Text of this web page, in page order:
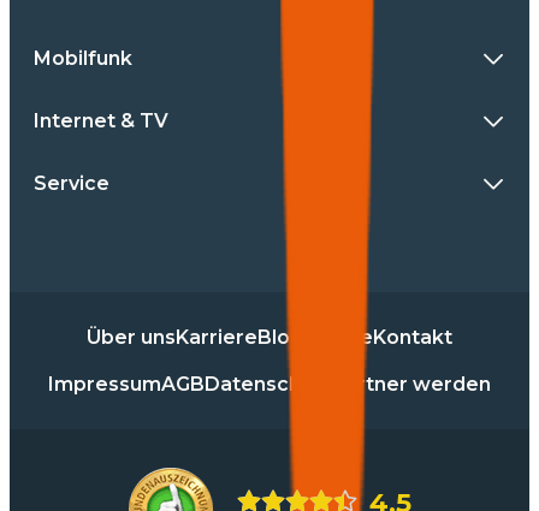
Mobilfunk
Internet & TV
Service
Über unsKarriereBlog PresseKontakt
ImpressumAGBDatenschutz Partner werden
4,5